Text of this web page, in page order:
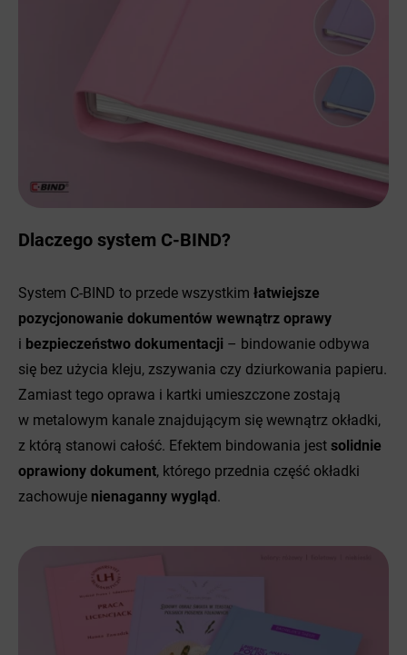
Dlaczego system C-BIND?
System C-BIND to przede wszystkim łatwiejsze
pozycjonowanie dokumentów wewnątrz oprawy
i bezpieczeństwo dokumentacji – bindowanie odbywa
się bez użycia kleju, zszywania czy dziurkowania papieru.
Zamiast tego oprawa i kartki umieszczone zostają
w metalowym kanale znajdującym się wewnątrz okładki,
z którą stanowi całość. Efektem bindowania jest solidnie
oprawiony dokument, którego przednia część okładki
zachowuje nienaganny wygląd .